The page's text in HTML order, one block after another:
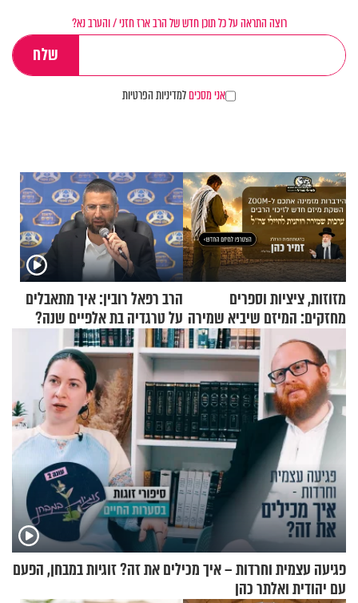
רוצה התראה על כל תוכן חדש של הרב ארז חזני / והערב נא?
אני מסכיםלמדיניות הפרטיות
מזוזות, ציציות וספרים
מחזקים: המיזם שיביא שמירה
רוחנית לאלפי חיילי צה"ל
הרב רפאל רובין: איך מתאבלים
על טרגדיה בת אלפיים שנה?
פגיעה עצמית וחרדות – איך מכילים את זה? זוגיות במבחן, הפעם
עם יהודית ואלתר כהן